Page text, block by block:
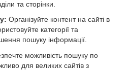
та сторінки.
Організуйте контент на сайті в
категорії та
пошуку інформації.
можливість пошуку по
для великих сайтів з